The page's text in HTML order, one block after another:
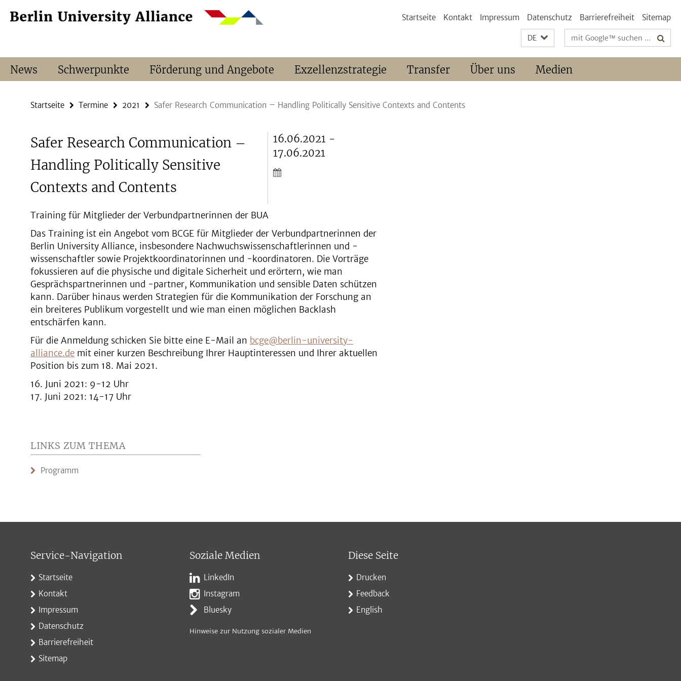
direkt
Service-
Startseite Kontakt Impressum Datenschutz Barrierefreiheit Sitemap
DE Suchbegriffe
News Schwerpunkte Förderung und Angebote Exzellenzstrategie Transfer Über uns Medien
Startseite Termine 2021 Safer Research Communication – Handling Politically Sensitive Contexts and Contents
Safer Research Communication –
Handling Politically Sensitive
Contexts and Contents
16.06.2021 -
17.06.2021
Training für Mitglieder der Verbundpartnerinnen der BUA
Das Training ist ein Angebot vom BCGE für Mitglieder der Verbundpartnerinnen der
Berlin University Alliance, insbesondere Nachwuchswissenschaftlerinnen und -
wissenschaftler sowie Projektkoordinatorinnen und -koordinatoren. Die Vorträge
fokussieren auf die physische und digitale Sicherheit und erörtern, wie man
Gesprächspartnerinnen und -partner, Kommunikation und sensible Daten schützen
kann. Darüber hinaus werden Strategien für die Kommunikation der Forschung an
ein breiteres Publikum vorgestellt und wie man einen möglichen Backlash
entschärfen kann.
Für die Anmeldung schicken Sie bitte eine E-Mail an bcge@berlin-university-
alliance.de mit einer kurzen Beschreibung Ihrer Hauptinteressen und Ihrer aktuellen
Position bis zum 18. Mai 2021.
16. Juni 2021: 9-12 Uhr
17. Juni 2021: 14-17 Uhr
LINKS ZUM THEMA
Programm
Service-Navigation
Startseite
Kontakt
Impressum
Datenschutz
Barrierefreiheit
Sitemap
Soziale Medien
LinkedIn
Instagram
Bluesky
Hinweise zur Nutzung sozialer Medien
Diese Seite
Drucken
Feedback
English